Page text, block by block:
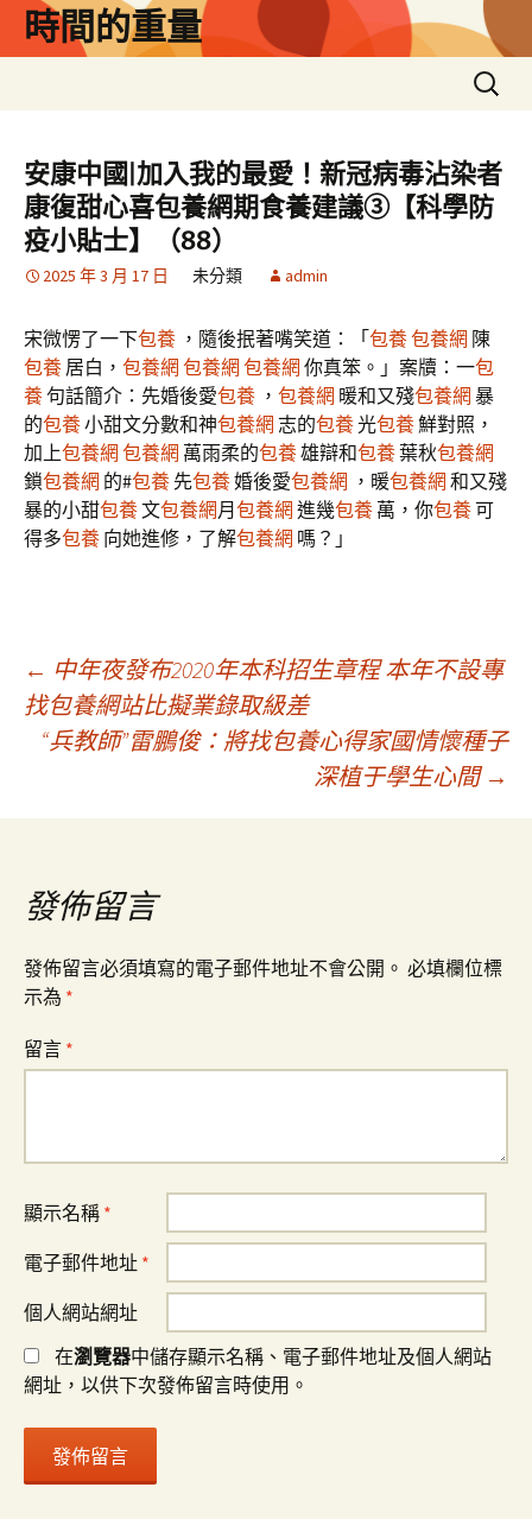
時間的重量
搜
尋
鍵
字:
安康中國|加入我的最愛！新冠病毒沾染者
康復甜心喜包養網期食養建議③【科學防
疫小貼士】（88）
2025 年 3 月 17 日 未分類 admin
宋微愣了一下包養 ，隨後抿著嘴笑道：「包養包養網 陳
包養 居白， 包養網 包養網 包養網 你真笨。」案牘：一包
養句話簡介：先婚後愛包養 ， 包養網 暖和又殘包養網 暴
的包養小甜文分數和神包養網 志的包養光包養鮮對照，
加上包養網 包養網 萬雨柔的包養雄辯和包養葉秋包養網
鎖包養網 的#包養 先包養婚後愛包養網 ，暖包養網 和又殘
暴的小甜包養文包養網月 包養網 進幾包養 萬，你包養可
得多包養 向她進修，了解包養網 嗎？」
文
章
導
覽
← 中年夜發布2020年本科招生章程 本年不設專
找包養網站比擬業錄取級差
“兵教師”雷鵬俊：將找包養心得家國情懷種子
深植于學生心間 →
發佈留言
發佈留言必須填寫的電子郵件地址不會公開。 必填欄位標
示為 *
留言 *
顯示名稱 *
電子郵件地址 *
個人網站網址
在瀏覽器中儲存顯示名稱、電子郵件地址及個人網站
網址，以供下次發佈留言時使用。